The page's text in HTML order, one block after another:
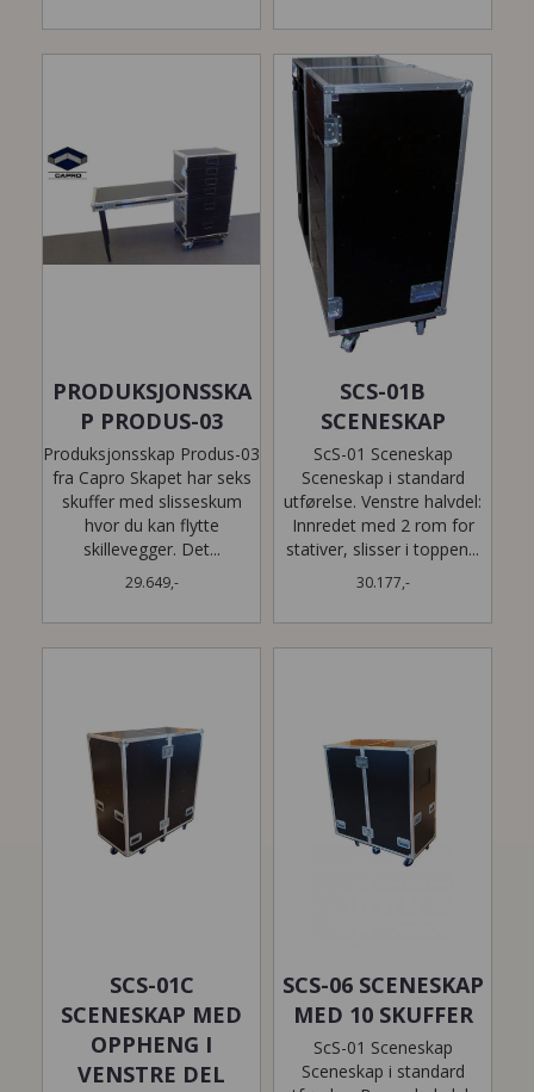
PRODUKSJONSSKA
P PRODUS-03
Produksjonsskap Produs-03
fra Capro Skapet har seks
skuffer med slisseskum
hvor du kan flytte
skillevegger. Det...
29.649,-
SCS-01B
SCENESKAP
ScS-01 Sceneskap
Sceneskap i standard
utførelse. Venstre halvdel:
Innredet med 2 rom for
stativer, slisser i toppen...
30.177,-
SCS-01C
SCENESKAP MED
OPPHENG I
VENSTRE DEL
SCS-06 SCENESKAP
MED 10 SKUFFER
ScS-01 Sceneskap
Sceneskap i standard